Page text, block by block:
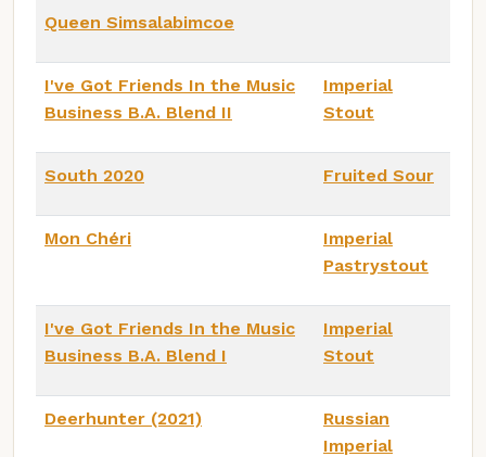
Queen Simsalabimcoe
I've Got Friends In the Music
Business B.A. Blend II
Imperial
Stout
South 2020 Fruited Sour
Mon Chéri
Imperial
Pastrystout
I've Got Friends In the Music
Business B.A. Blend I
Imperial
Stout
Deerhunter (2021)
Russian
Imperial